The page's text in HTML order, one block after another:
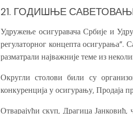
21. ГОДИШЊЕ
Удружење осигуравача Србије и
регулаторног концепта осигурања”.
разматрали најважније теме из
Округли столови били су
конкуренција у осигурању, Продаја
Отварајући скуп, Драгица